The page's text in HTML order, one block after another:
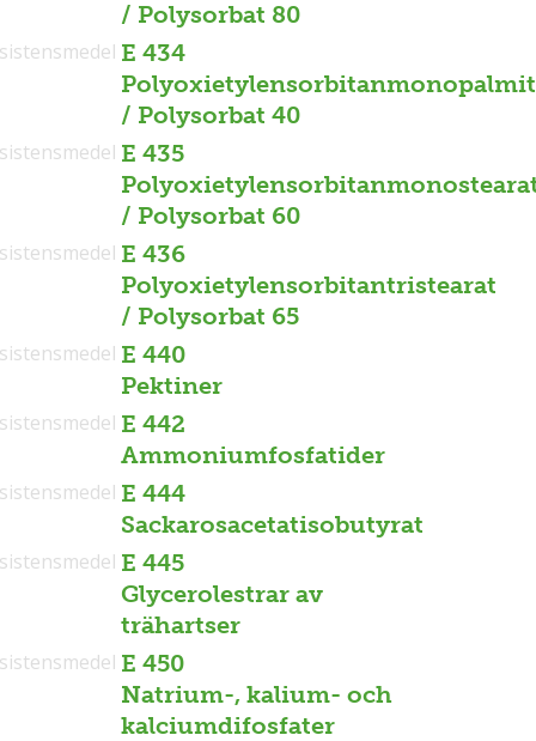
/ Polysorbat 80
E 434
/ Polysorbat 40
E 435
/ Polysorbat 60
E 436
Polyoxietylensorbitantristearat
/ Polysorbat 65
E 440
Pektiner
E 442
Ammoniumfosfatider
E 444
Sackarosacetatisobutyrat
E 445
Glycerolestrar av
trähartser
E 450
Natrium-, kalium- och
kalciumdifosfater